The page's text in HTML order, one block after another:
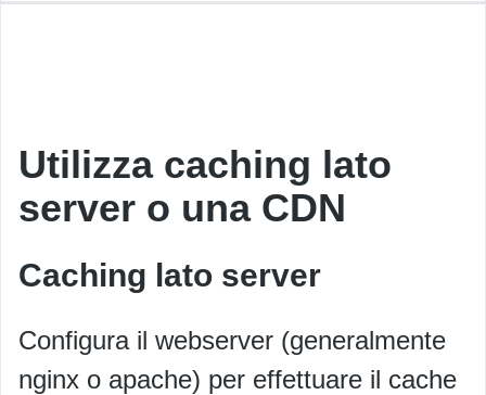
Utilizza caching lato
server o una CDN
Caching lato server
Configura il webserver (generalmente
nginx o apache) per effettuare il cache